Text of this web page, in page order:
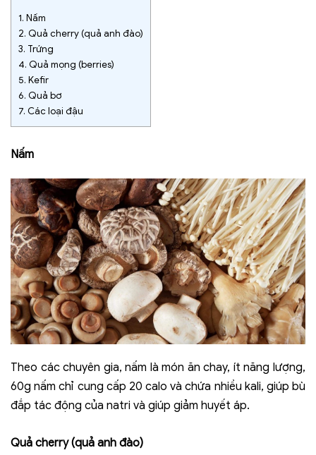
1. Nấm
2. Quả cherry (quả anh đào)
3. Trứng
4. Quả mọng (berries)
5. Kefir
6. Quả bơ
7. Các loại đậu
Nấm
Theo các chuyên gia, nấm là món ăn chay, ít năng lượng,
60g nấm chỉ cung cấp 20 calo và chứa nhiều kali, giúp bù
đắp tác động của natri và giúp giảm huyết áp.
Quả cherry (quả anh đào)